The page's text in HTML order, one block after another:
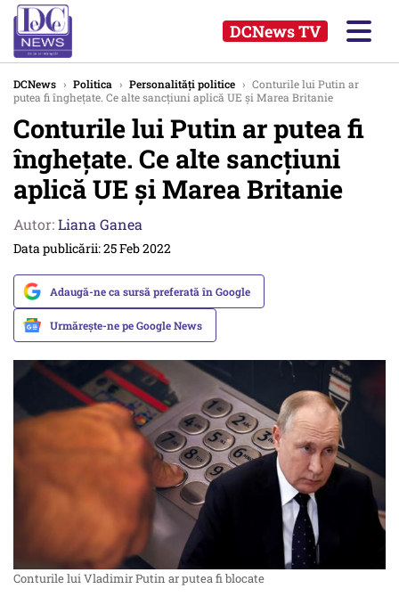
DCNews TV
DCNews › Politica › Personalități politice › Conturile lui Putin ar
putea fi îngheţate. Ce alte sancţiuni aplică UE şi Marea Britanie
Conturile lui Putin ar putea fi
îngheţate. Ce alte sancţiuni
aplică UE şi Marea Britanie
Autor:Liana Ganea
Data publicării: 25 Feb 2022
Adaugă-ne ca sursă preferată în Google
Urmărește-ne pe Google News
Conturile lui Vladimir Putin ar putea fi blocate